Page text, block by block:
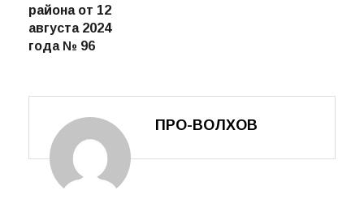
района от 12
августа 2024
года № 96
ПРО-ВОЛХОВ